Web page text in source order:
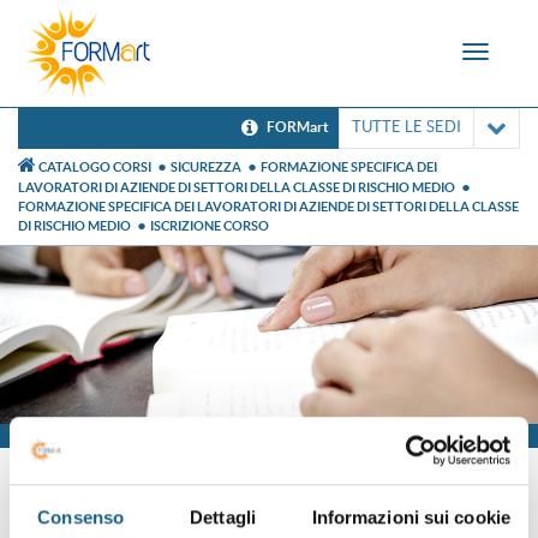
Consenso Dettagli Informazioni sui cookie
Toggle
FORMart TUTTE LE SEDI
CATALOGO CORSI SICUREZZA
FORMAZIONE SPECIFICA DEI
LAVORATORI DI AZIENDE DI SETTORI DELLA CLASSE DI RISCHIO MEDIO
FORMAZIONE SPECIFICA DEI LAVORATORI DI AZIENDE DI SETTORI DELLA CLASSE
DI RISCHIO MEDIO
ISCRIZIONE CORSO
Iscrizione